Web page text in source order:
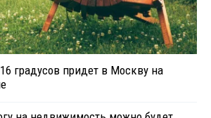
градусов придет в Москву на